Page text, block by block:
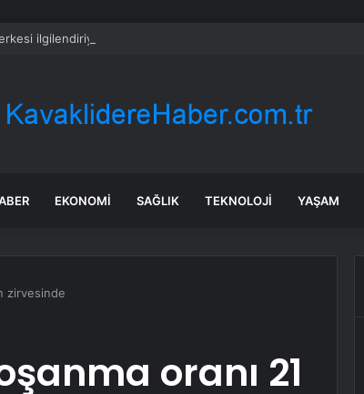
ilgilendiriyor: 1 Ağustos’ta tüm dijital kurallar değişiyor
EKONOMI SAĞLIK TEKNOLOJI YAŞAM
zirvesinde
oranı 21